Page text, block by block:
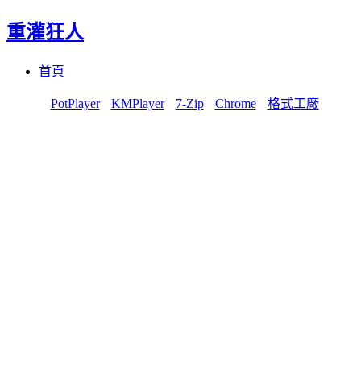
重灌狂人
首頁
PotPlayer KMPlayer 7-Zip Chrome 格式工廠